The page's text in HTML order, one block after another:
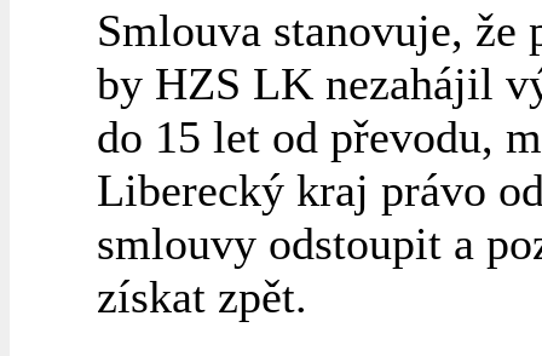
Smlouva stanovuje, že
by HZS LK nezahájil
do 15 let od převodu,
Liberecký kraj právo
smlouvy odstoupit a
získat zpět.